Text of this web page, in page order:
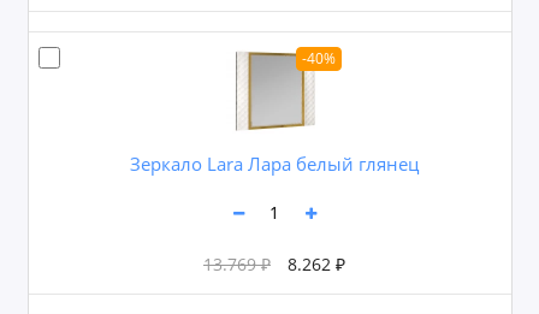
-40%
Зеркало Lara Лара белый глянец
13.769 ₽ 8.262 ₽